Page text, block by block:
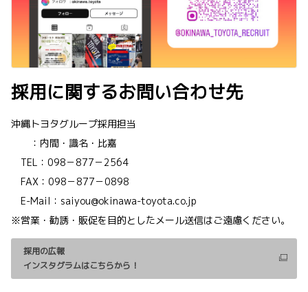
採用に関するお問い合わせ先
沖縄トヨタグループ採用担当
：内間・識名・比嘉
TEL：098－877－2564
FAX：098－877－0898
E-Mail：saiyou@okinawa-toyota.co.jp
※営業・勧誘・販促を目的としたメール送信はご遠慮ください。
採用の広報
インスタグラムはこちらから！